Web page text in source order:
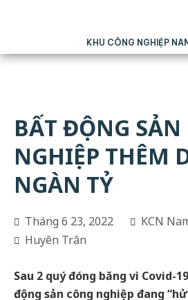
KHU CÔNG NGHIỆP
BẤT ĐỘNG SẢN
NGHIỆP THÊM
NGÀN TỶ
Tháng 6 23, 2022
KCN
Huyên Trân
Sau 2 quý đóng băng vì Covid-
động sản công nghiệp đang